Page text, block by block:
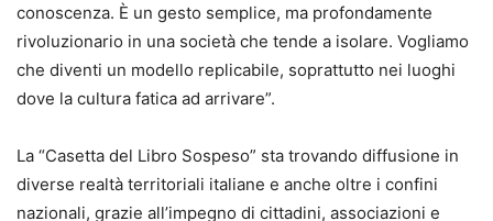
conoscenza. È un gesto semplice, ma profondamente
rivoluzionario in una società che tende a isolare. Vogliamo
che diventi un modello replicabile, soprattutto nei luoghi
dove la cultura fatica ad arrivare”.
La “Casetta del Libro Sospeso” sta trovando diffusione in
diverse realtà territoriali italiane e anche oltre i confini
nazionali, grazie all’impegno di cittadini, associazioni e